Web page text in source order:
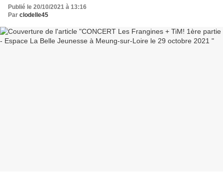
Publié le 20/10/2021 à 13:16
Par clodelle45